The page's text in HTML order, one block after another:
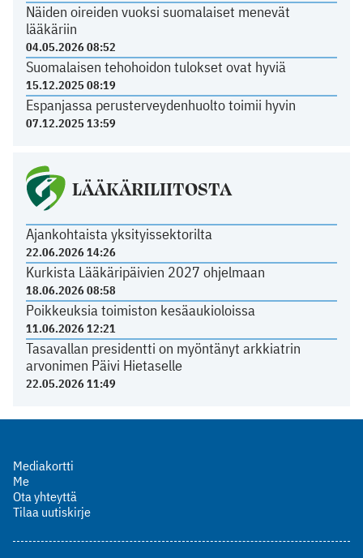
Näiden oireiden vuoksi suomalaiset menevät
lääkäriin
04.05.2026 08:52
Suomalaisen tehohoidon tulokset ovat hyviä
15.12.2025 08:19
Espanjassa perusterveydenhuolto toimii hyvin
07.12.2025 13:59
LÄÄKÄRILIITOSTA
Ajankohtaista yksityissektorilta
22.06.2026 14:26
Kurkista Lääkäripäivien 2027 ohjelmaan
18.06.2026 08:58
Poikkeuksia toimiston kesäaukioloissa
11.06.2026 12:21
Tasavallan presidentti on myöntänyt arkkiatrin
arvonimen Päivi Hietaselle
22.05.2026 11:49
Mediakortti
Me
Ota yhteyttä
Tilaa uutiskirje